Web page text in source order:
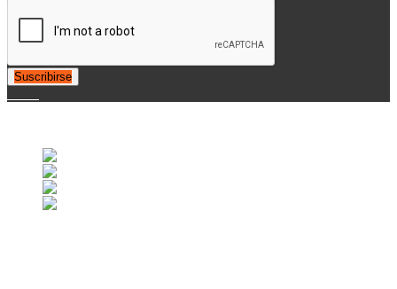
Suscribirse